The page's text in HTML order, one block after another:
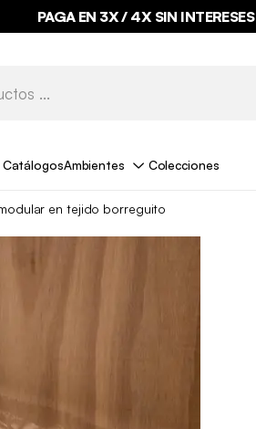
PAGA EN 3X / 4X SIN INTERESES
CatálogosAmbientes Colecciones
en tejido borreguito